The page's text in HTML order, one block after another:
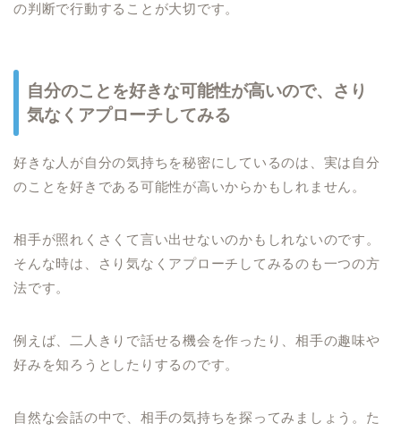
の判断で行動することが大切です。
自分のことを好きな可能性が高いので、さり
気なくアプローチしてみる
好きな人が自分の気持ちを秘密にしているのは、実は自分
のことを好きである可能性が高いからかもしれません。
相手が照れくさくて言い出せないのかもしれないのです。
そんな時は、さり気なくアプローチしてみるのも一つの方
法です。
例えば、二人きりで話せる機会を作ったり、相手の趣味や
好みを知ろうとしたりするのです。
自然な会話の中で、相手の気持ちを探ってみましょう。た